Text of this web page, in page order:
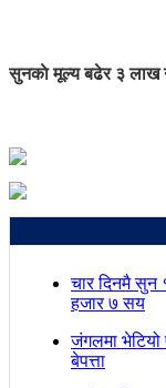
सुनकाे मूल्य बढेर ३ लाख
चार दिनमै सुन
हजार ७ सय
जंगलमा भेटियो
बेपत्ता